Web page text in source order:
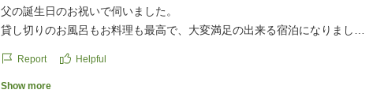
父の誕生日のお祝いで伺いました。
貸し切りのお風呂もお料理も最高で、大変満足の出来る宿泊になりまし
雨の中スノーモンキーパークにチェックイン前に行ってしまい、泥だらけ
Report Helpful
Show more